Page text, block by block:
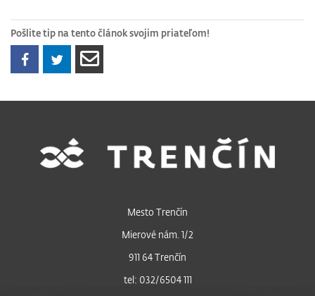
Pošlite tip na tento článok svojim priateľom!
Mesto Trenčín
Mierové nám. 1/2
911 64 Trenčín
tel: 032/6504 111